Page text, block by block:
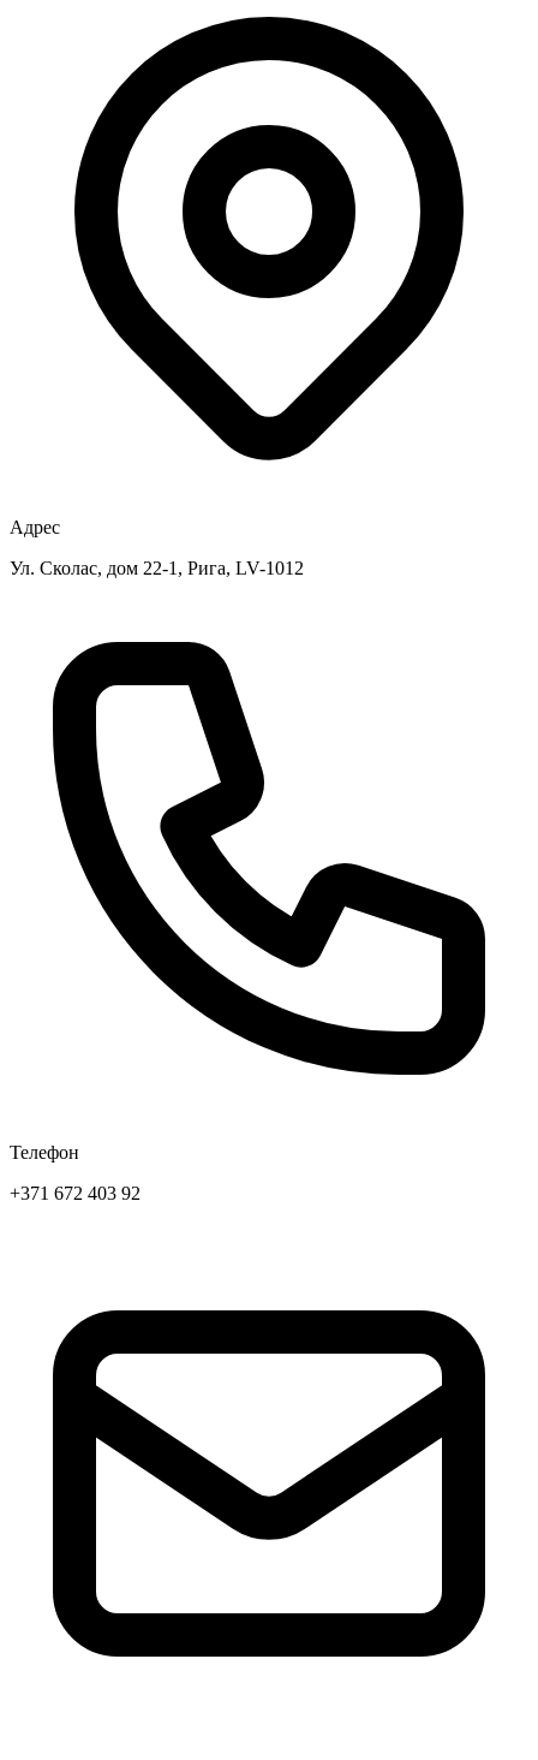
Адрес
Ул. Сколас, дом 22-1, Рига, LV-1012
Телефон
+371 672 403 92